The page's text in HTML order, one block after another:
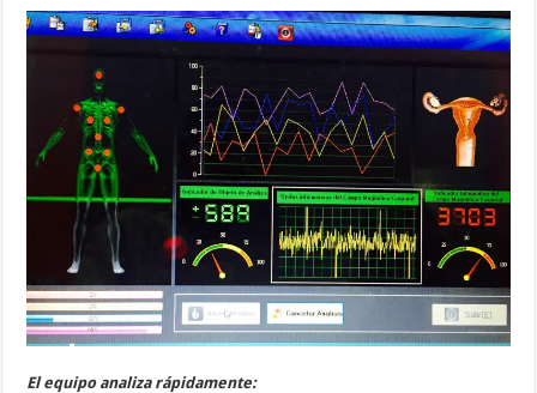
El equipo analiza rápidamente: